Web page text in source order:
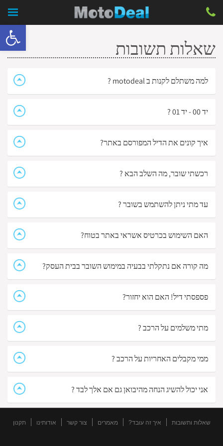
שאלות תשובות
למה משתלם לקנות ב motodeal ?
יד 00 - יד 01 ?
איך קונים את הדיל המפורסם באתר?
רכשתי שובר, מה השלב הבא ?
עד מתי ניתן להשתמש בשובר ?
האם השימוש בכרטיס אשראי באתר בטוח?
מה קורה אם נתקלתי בבעיה במימוש השובר בבית העסק?
פספסתי דיל! האם הוא יחזור?
מתי משלמים על הרכב ?
ממי מקבלים האחריות על הרכב ?
אני יכול להשיג הנחה מהיבואן גם אם אלך לבד ?
שאלות ותשובות איך זה עובד? מאמרים צור קשר אודותינו תקנון
פתח